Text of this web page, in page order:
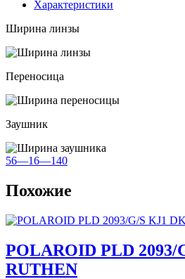
451
001
Характеристики
Ширина линзы
Переносица
Заушник
56—16—140
Похожие
POLAROID PLD 2093/
RUTHEN